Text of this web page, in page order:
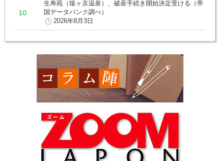
生寿苑（猿ヶ京温泉）、破産手続き開始決定受ける（帝
国データバンク調べ）
2026年8月3日